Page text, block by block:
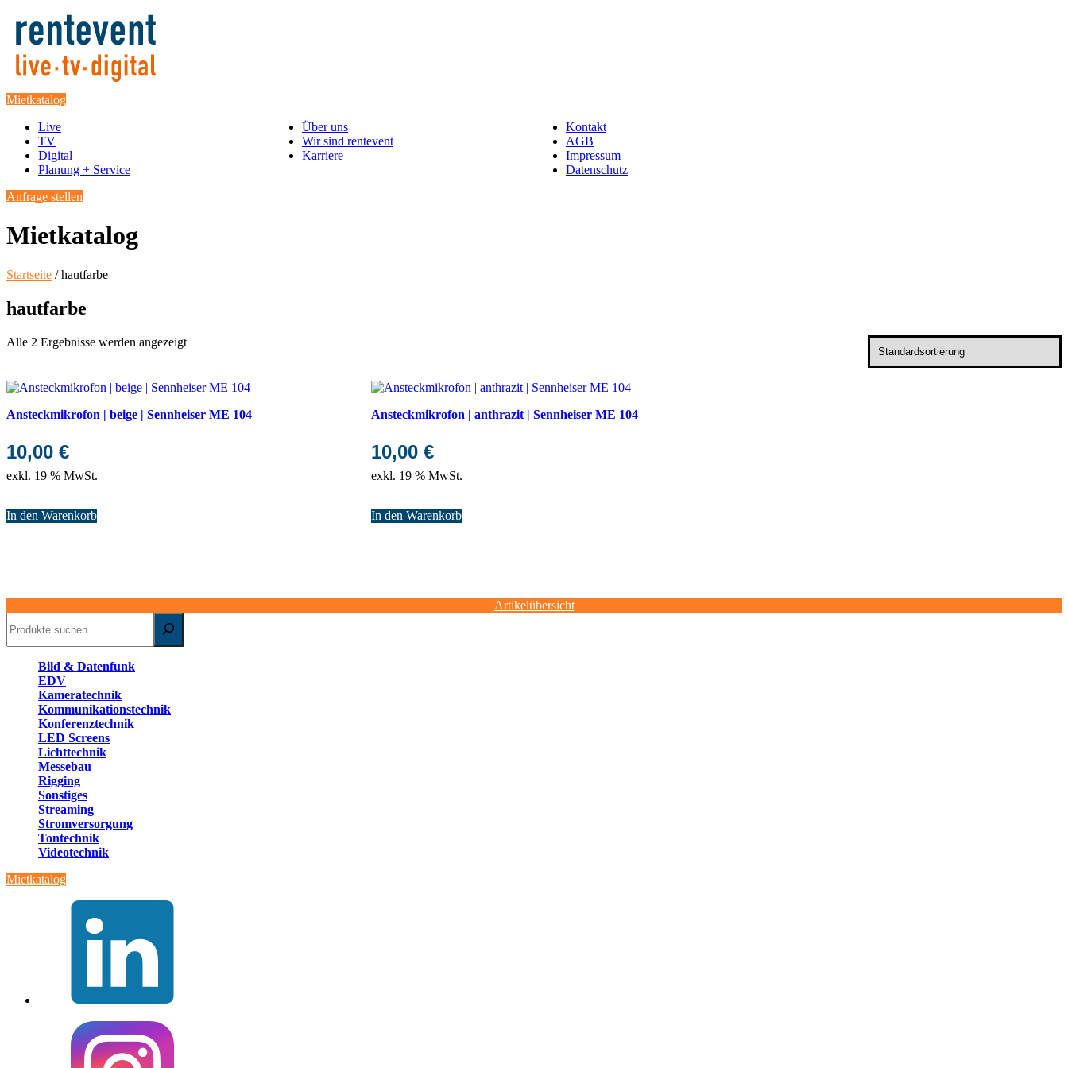
Mietkatalog
Live
TV
Digital
Planung + Service
Über uns
Wir sind rentevent
Karriere
Kontakt
AGB
Impressum
Datenschutz
Anfrage stellen
Mietkatalog
Startseite / hautfarbe
hautfarbe
Alle 2 Ergebnisse werden angezeigt
Ansteckmikrofon | beige | Sennheiser ME 104
10,00 €
exkl. 19 % MwSt.
In den Warenkorb
Ansteckmikrofon | anthrazit | Sennheiser ME 104
10,00 €
exkl. 19 % MwSt.
In den Warenkorb
Artikelübersicht
Bild & Datenfunk
EDV
Kameratechnik
Kommunikationstechnik
Konferenztechnik
LED Screens
Lichttechnik
Messebau
Rigging
Sonstiges
Streaming
Stromversorgung
Tontechnik
Videotechnik
Mietkatalog